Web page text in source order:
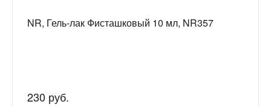
NR, Гель-лак Фисташковый 10 мл, NR357
230 руб.